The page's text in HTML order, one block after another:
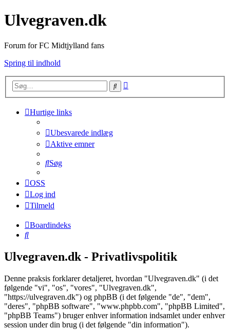
Ulvegraven.dk
Forum for FC Midtjylland fans
Spring til indhold
Søg
Hurtige links
Ubesvarede indlæg
Aktive emner
Søg
OSS
Log ind
Tilmeld
Boardindeks
Søg
Ulvegraven.dk - Privatlivspolitik
Denne praksis forklarer detaljeret, hvordan "Ulvegraven.dk" (i det
følgende "vi", "os", "vores", "Ulvegraven.dk",
"https://ulvegraven.dk") og phpBB (i det følgende "de", "dem",
"deres", "phpBB software", "www.phpbb.com", "phpBB Limited",
"phpBB Teams") bruger enhver information indsamlet under enhver
session under din brug (i det følgende "din information").